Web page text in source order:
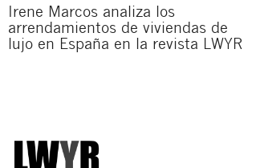
Irene Marcos analiza los
arrendamientos de viviendas de
lujo en España en la revista LWYR